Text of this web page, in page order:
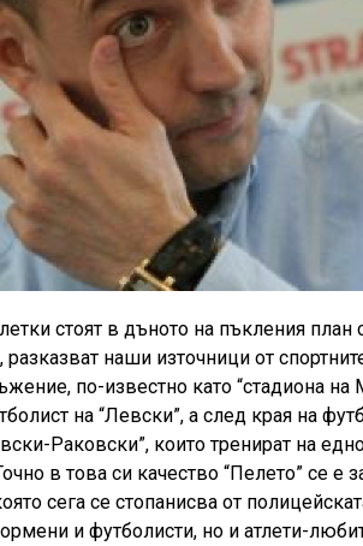
стоят в дъното на пъкления план
наши източници от
по-известно като “стадиона
на “Левски”, а след края на
Раковски”, които тренират на
в това си качество “Пелето” се е
сега се стопанисва от
и футболисти, но и атлети-